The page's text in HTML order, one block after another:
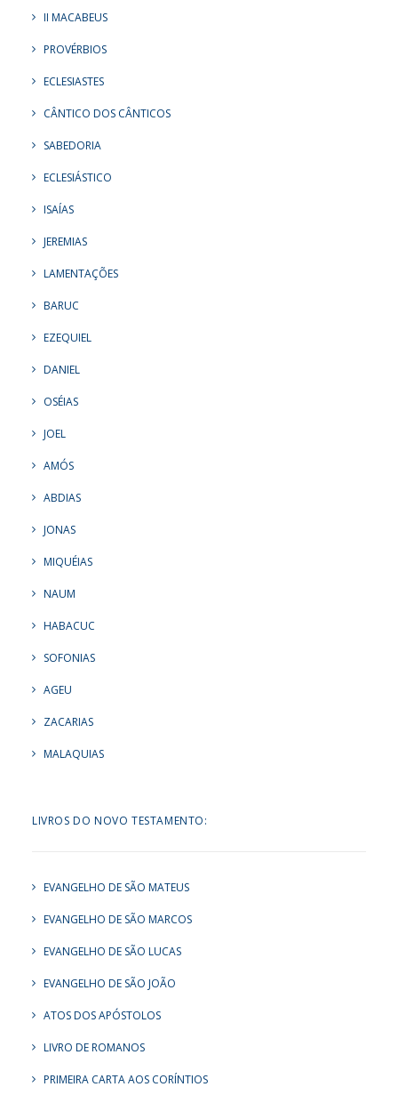
II MACABEUS
PROVÉRBIOS
ECLESIASTES
CÂNTICO DOS CÂNTICOS
SABEDORIA
ECLESIÁSTICO
ISAÍAS
JEREMIAS
LAMENTAÇÕES
BARUC
EZEQUIEL
DANIEL
OSÉIAS
JOEL
AMÓS
ABDIAS
JONAS
MIQUÉIAS
NAUM
HABACUC
SOFONIAS
AGEU
ZACARIAS
MALAQUIAS
LIVROS DO NOVO TESTAMENTO:
EVANGELHO DE SÃO MATEUS
EVANGELHO DE SÃO MARCOS
EVANGELHO DE SÃO LUCAS
EVANGELHO DE SÃO JOÃO
ATOS DOS APÓSTOLOS
LIVRO DE ROMANOS
PRIMEIRA CARTA AOS CORÍNTIOS